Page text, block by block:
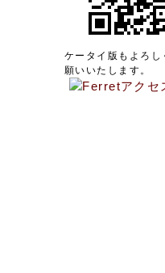
ケータイ版もよろし
願いいたします。